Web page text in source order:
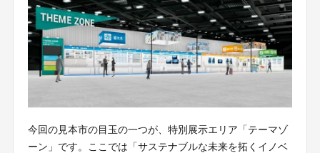
今回の見本市の目玉の一つが、特別展示エリア「テーマゾ
ーン」です。ここでは「サステナブルな未来を拓くイノベ